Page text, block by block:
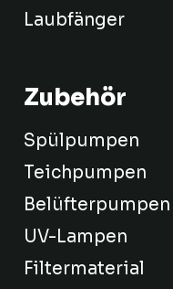
Laubfänger
Zubehör
Spülpumpen
Teichpumpen
Belüfterpumpen
UV-Lampen
Filtermaterial